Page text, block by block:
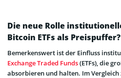
Die neue Rolle
Bitcoin ETFs als Preispuffer?
Bemerkenswert ist der Einfluss
Exchange Traded Funds(ETFs), die
absorbieren und halten. Im